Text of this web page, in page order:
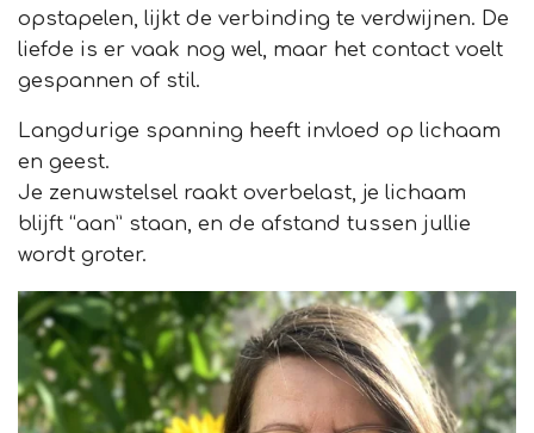
opstapelen, lijkt de verbinding te verdwijnen. De
liefde is er vaak nog wel, maar het contact voelt
gespannen of stil.
Langdurige spanning heeft invloed op lichaam
en geest.
Je zenuwstelsel raakt overbelast, je lichaam
blijft “aan” staan, en de afstand tussen jullie
wordt groter.